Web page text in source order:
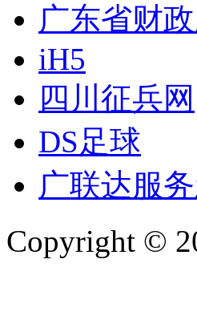
广东省财
iH5
四川征兵网
DS足球
广联达服
Copyright ©